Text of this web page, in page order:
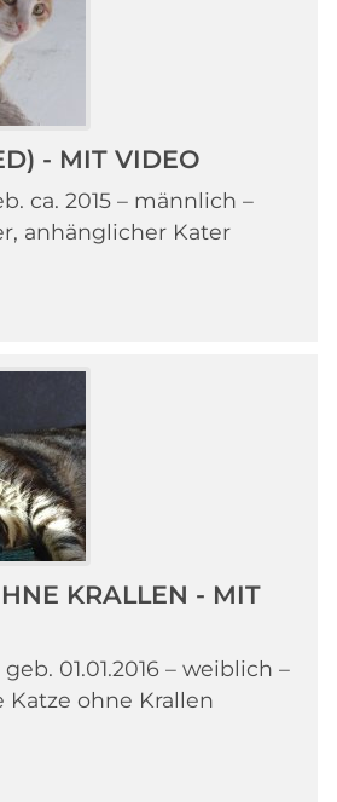
- MIT VIDEO
ca. 2015 – männlich –
anhänglicher Kater
KRALLEN - MIT
01.01.2016 – weiblich –
Katze ohne Krallen